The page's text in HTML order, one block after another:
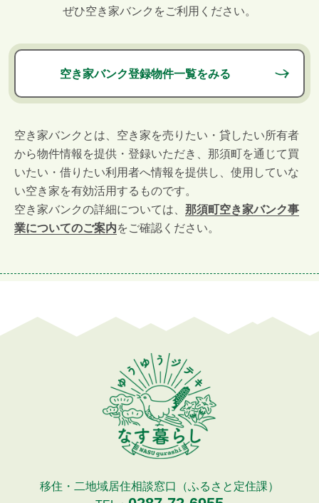
ぜひ空き家バンクをご利用ください。
空き家バンク登録物件一覧をみる
空き家バンクとは、空き家を売りたい・貸したい所有者
から物件情報を提供・登録いただき、那須町を通じて買
いたい・借りたい利用者へ情報を提供し、使用していな
い空き家を有効活用するものです。
空き家バンクの詳細については、 那須町空き家バンク事
業についてのご案内をご確認ください。
移住・二地域居住相談窓口（ふるさと定住課）